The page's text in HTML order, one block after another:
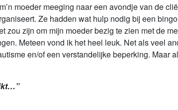
moeder meeging naar een avondje van de
Ze hadden wat hulp nodig bij een
zou zijn om mijn moeder bezig te zien met de
Meteen vond ik het heel leuk. Net als veel
en/of een verstandelijke beperking. Maar